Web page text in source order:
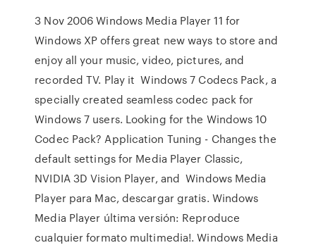
3 Nov 2006 Windows Media Player 11 for
Windows XP offers great new ways to store and
enjoy all your music, video, pictures, and
recorded TV. Play it Windows 7 Codecs Pack, a
specially created seamless codec pack for
Windows 7 users. Looking for the Windows 10
Codec Pack? Application Tuning - Changes the
default settings for Media Player Classic,
NVIDIA 3D Vision Player, and Windows Media
Player para Mac, descargar gratis. Windows
Media Player última versión: Reproduce
cualquier formato multimedia!. Windows Media